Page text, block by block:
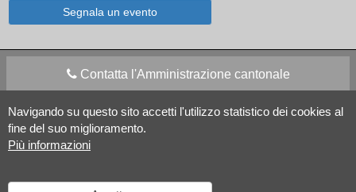
Navigando su questo sito accetti l'utilizzo statistico dei cookies al
fine del suo miglioramento.
Più informazioni
Segnala un evento
Contatta l'Amministrazione cantonale
Apps Mobile Social media